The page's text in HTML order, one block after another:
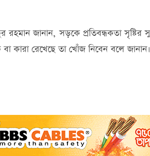
জানান, সড়কে প্রতিবন্ধকতা সৃষ্টির
কারা রেখেছে তা খোঁজ নিবেন বলে জানান।